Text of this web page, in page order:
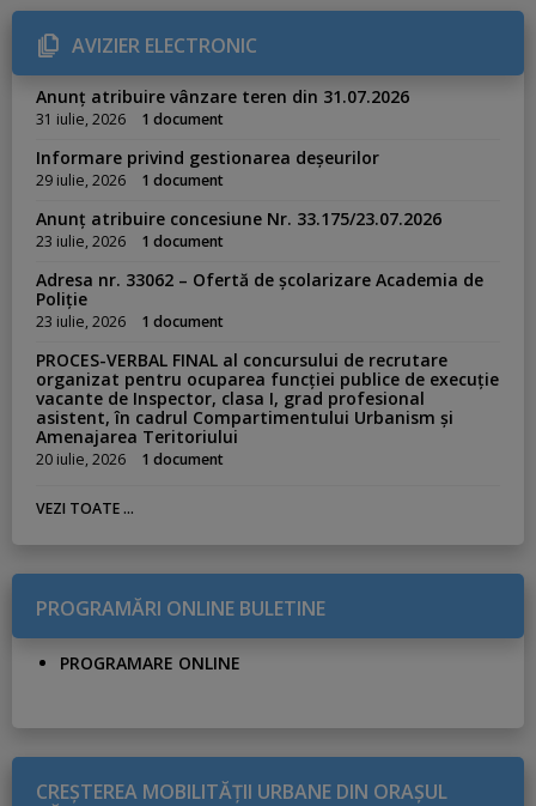
r
i
e
s
AVIZIER ELECTRONIC
Anunț atribuire vânzare teren din 31.07.2026
31 iulie, 2026 1 document
Informare privind gestionarea deșeurilor
29 iulie, 2026 1 document
Anunț atribuire concesiune Nr. 33.175/23.07.2026
23 iulie, 2026 1 document
Adresa nr. 33062 – Ofertă de școlarizare Academia de
Poliție
23 iulie, 2026 1 document
PROCES-VERBAL FINAL al concursului de recrutare
organizat pentru ocuparea funcției publice de execuție
vacante de Inspector, clasa I, grad profesional
asistent, în cadrul Compartimentului Urbanism și
Amenajarea Teritoriului
20 iulie, 2026 1 document
VEZI TOATE ...
PROGRAMĂRI ONLINE BULETINE
PROGRAMARE ONLINE
CREŞTEREA MOBILITĂŢII URBANE DIN ORAŞUL